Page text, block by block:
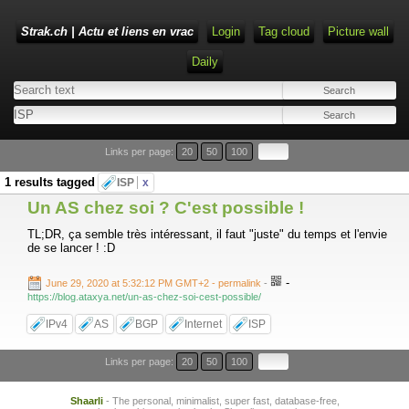
Strak.ch | Actu et liens en vrac Login Tag cloud Picture wall
Daily
Links per page: 20 50 100
1 results tagged ISP x
Un AS chez soi ? C'est possible !
TL;DR, ça semble très intéressant, il faut "juste" du temps et l'envie
de se lancer ! :D
June 29, 2020 at 5:32:12 PM GMT+2 - permalink - -
https://blog.ataxya.net/un-as-chez-soi-cest-possible/
IPv4 AS BGP Internet ISP
Links per page: 20 50 100
Shaarli- The personal, minimalist, super fast, database-free,